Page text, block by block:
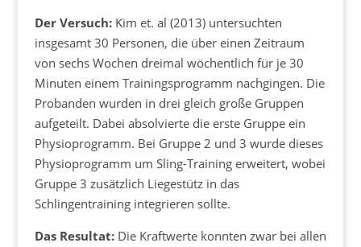
Der Versuch:Kim et. al (2013) untersuchten
insgesamt 30 Personen, die über einen Zeitraum
von sechs Wochen dreimal wöchentlich für je 30
Minuten einem Trainingsprogramm nachgingen. Die
Probanden wurden in drei gleich große Gruppen
aufgeteilt. Dabei absolvierte die erste Gruppe ein
Physioprogramm. Bei Gruppe 2 und 3 wurde dieses
Physioprogramm um Sling-Training erweitert, wobei
Gruppe 3 zusätzlich Liegestütz in das
Schlingentraining integrieren sollte.
Das Resultat:Die Kraftwerte konnten zwar bei allen